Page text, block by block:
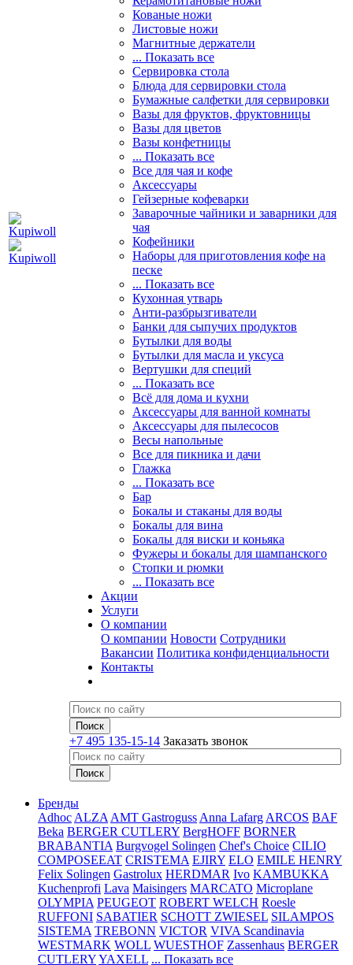
Кованые ножи
Листовые ножи
Магнитные держатели
... Показать все
Сервировка стола
Блюда для сервировки стола
Бумажные салфетки для сервировки
Вазы для фруктов, фруктовницы
Вазы для цветов
Вазы конфетницы
... Показать все
Все для чая и кофе
Аксессуары
Гейзерные кофеварки
Заварочные чайники и заварники для
чая
Кофейники
Наборы для приготовления кофе на
песке
... Показать все
Кухонная утварь
Анти-разбрызгиватели
Банки для сыпучих продуктов
Бутылки для воды
Бутылки для масла и уксуса
Вертушки для специй
... Показать все
Всё для дома и кухни
Аксессуары для ванной комнаты
Аксессуары для пылесосов
Весы напольные
Все для пикника и дачи
Глажка
... Показать все
Бар
Бокалы и стаканы для воды
Бокалы для вина
Бокалы для виски и коньяка
Фужеры и бокалы для шампанского
Стопки и рюмки
... Показать все
Акции
Услуги
О компании
О компании Новости Сотрудники
Вакансии Политика конфиденциальности
Контакты
+7 495 135-15-14 Заказать звонок
Бренды
Adhoc ALZA AMT Gastroguss Anna Lafarg ARCOS BAF
Beka BERGER CUTLERY BergHOFF BORNER
BRABANTIA Burgvogel Solingen Chef's Choice CILIO
COMPOSEEAT CRISTEMA EJIRY ELO EMILE HENRY
Felix Solingen Gastrolux HERDMAR Ivo KAMBUKKA
Kuchenprofi Lava Maisingers MARCATO Microplane
OLYMPIA PEUGEOT ROBERT WELCH Roesle
RUFFONI SABATIER SCHOTT ZWIESEL SILAMPOS
SISTEMA TREBONN VICTOR VIVA Scandinavia
WESTMARK WOLL WUESTHOF Zassenhaus BERGER
CUTLERYYAXELL ... Показать все